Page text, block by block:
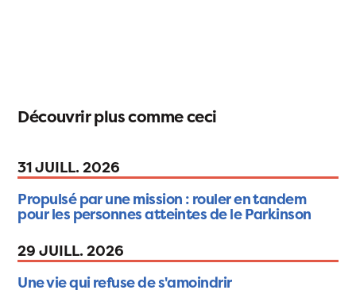
Découvrir plus comme ceci
31 JUILL. 2026
Propulsé par une mission : rouler en tandem
pour les personnes atteintes de le Parkinson
29 JUILL. 2026
Une vie qui refuse de s'amoindrir